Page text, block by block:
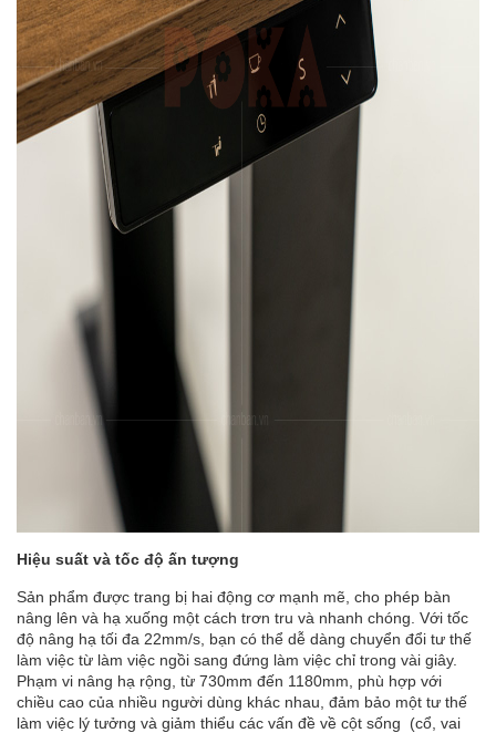
Hiệu suất và tốc độ ấn tượng
Sản phẩm được trang bị hai động cơ mạnh mẽ, cho phép bàn
nâng lên và hạ xuống một cách trơn tru và nhanh chóng. Với tốc
độ nâng hạ tối đa 22mm/s, bạn có thể dễ dàng chuyển đổi tư thế
làm việc từ làm việc ngồi sang đứng làm việc chỉ trong vài giây.
Phạm vi nâng hạ rộng, từ 730mm đến 1180mm, phù hợp với
chiều cao của nhiều người dùng khác nhau, đảm bảo một tư thế
làm việc lý tưởng và giảm thiểu các vấn đề về cột sống (cổ, vai